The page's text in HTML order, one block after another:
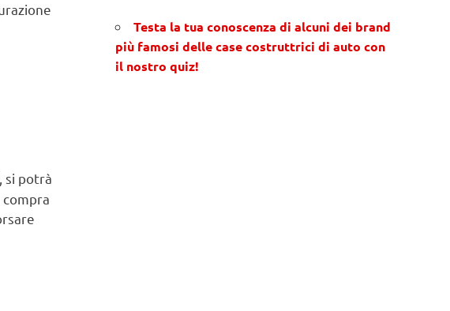
si potrà
Testa la tua conoscenza di alcuni dei brand
più famosi delle case costruttrici di auto con
il nostro quiz!